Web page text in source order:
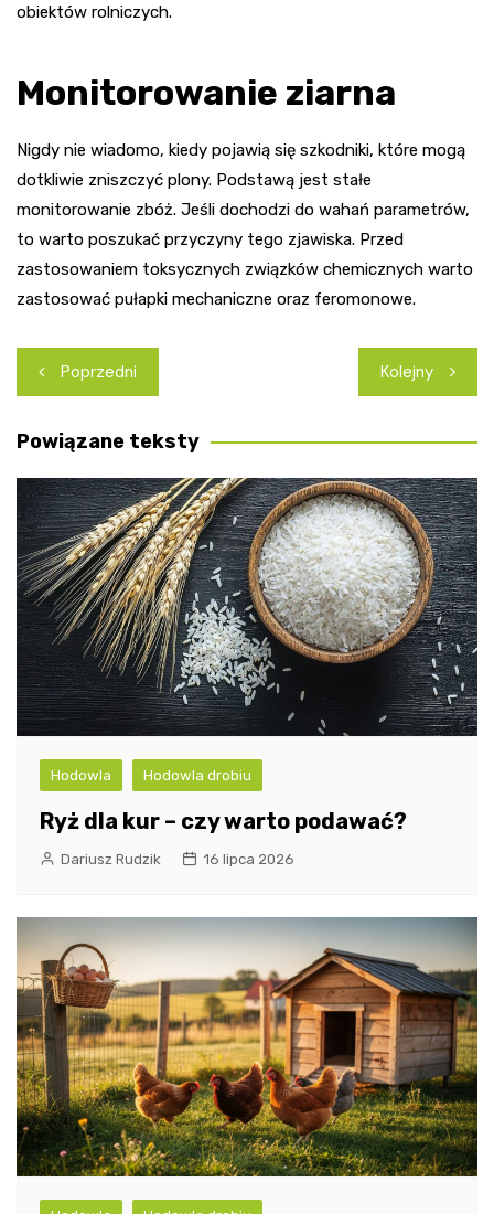
obiektów rolniczych.
Monitorowanie ziarna
Nigdy nie wiadomo, kiedy pojawią się szkodniki, które mogą
dotkliwie zniszczyć plony. Podstawą jest stałe
monitorowanie zbóż. Jeśli dochodzi do wahań parametrów,
to warto poszukać przyczyny tego zjawiska. Przed
zastosowaniem toksycznych związków chemicznych warto
zastosować pułapki mechaniczne oraz feromonowe.
Nawigacja
wpisu
Poprzedni Kolejny
Powiązane teksty
Hodowla Hodowla drobiu
Ryż dla kur – czy warto podawać?
Dariusz Rudzik 16 lipca 2026